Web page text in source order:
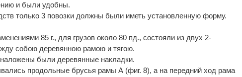
и были удобны.
только 3 повозки должны были иметь установленную форму.
85 г., для грузов около 80 пд., состояли из двух 2-
собою деревянною рамою и тягою.
были деревянные накладки.
продольные брусья рамы А (фиг. 8), а на передний ход рама